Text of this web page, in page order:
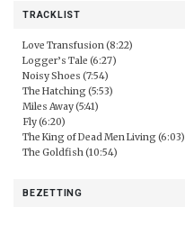
TRACKLIST
Love Transfusion (8:22)
Logger’s Tale (6:27)
Noisy Shoes (7:54)
The Hatching (5:53)
Miles Away (5:41)
Fly (6:20)
The King of Dead Men Living (6:03)
The Goldfish (10:54)
BEZETTING